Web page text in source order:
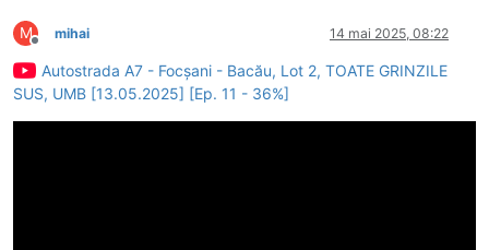
M
Deconectat
mihai 14 mai 2025, 08:22
Autostrada A7 - Focșani - Bacău, Lot 2, TOATE GRINZILE
SUS, UMB [13.05.2025] [Ep. 11 - 36%]